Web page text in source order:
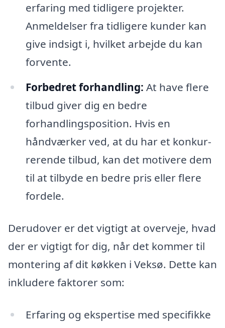
erfaring med tidligere projekter.
Anmeldelser fra tidligere kunder kan
give indsigt i, hvilket arbejde du kan
forvente.
Forbedret forhandling: At have flere
tilbud giver dig en bedre
forhandlingsposition. Hvis en
håndværker ved, at du har et konkur-
rerende tilbud, kan det motivere dem
til at tilbyde en bedre pris eller flere
fordele.
Derudover er det vigtigt at overveje, hvad
der er vigtigt for dig, når det kommer til
montering af dit køkken i Veksø. Dette kan
inkludere faktorer som:
Erfaring og ekspertise med specifikke